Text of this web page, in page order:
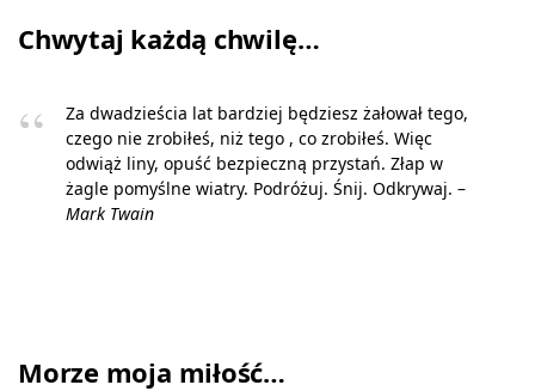
Chwytaj każdą chwilę…
Za dwadzieścia lat bardziej będziesz żałował tego,
czego nie zrobiłeś, niż tego , co zrobiłeś. Więc
odwiąż liny, opuść bezpieczną przystań. Złap w
żagle pomyślne wiatry. Podróżuj. Śnij. Odkrywaj. –
Mark Twain
Morze moja miłość…